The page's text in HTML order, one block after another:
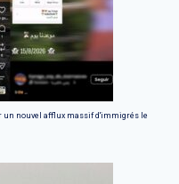
un nouvel afflux massif d'immigrés le